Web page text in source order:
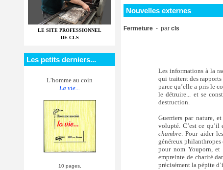
LE SITE PROFESSIONNEL
DE CLS
Les petits derniers...
L’homme au coin
La vie...
10 pages,
Nouvelles externes
Fermeture - par cls
Les informations à la
qui traitent des rapports
parce qu’elle a pris le
le détruire... et se
destruction.
Guerriers par nature,
volupté. C’est ce qu’il
chambre . Pour aider
généreux philanthropes
pour nom Youporn,
empreinte de charité
précisément la pépite